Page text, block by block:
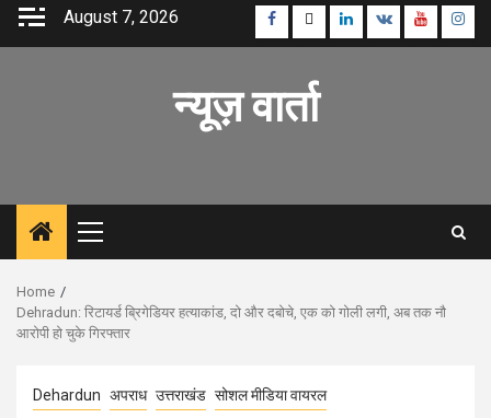
Skip
August 7, 2026 Facebook
TwitterLinkedin
VK Youtube
न्यूज़ वार्ता
Primary
Menu
Home
Dehradun: रिटायर्ड ब्रिगेडियर हत्याकांड, दो और दबोचे, एक को गोली लगी, अब तक नौ
आरोपी हो चुके गिरफ्तार
Dehardun अपराध उत्तराखंड सोशल मीडिया वायरल